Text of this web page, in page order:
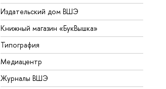
Издательский дом ВШЭ
Книжный магазин «БукВышка»
Типография
Медиацентр
Журналы ВШЭ